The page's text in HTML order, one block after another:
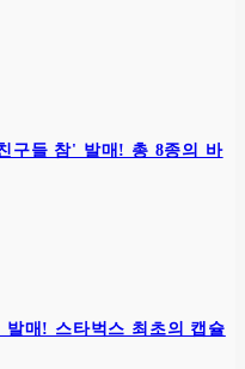
구들 참' 발매! 총 8종의 바
매! 스타벅스 최초의 캡슐